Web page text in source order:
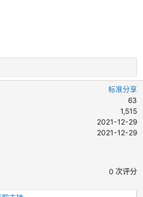
标准分享
63
1,515
2021-12-29
2021-12-29
0 次评分